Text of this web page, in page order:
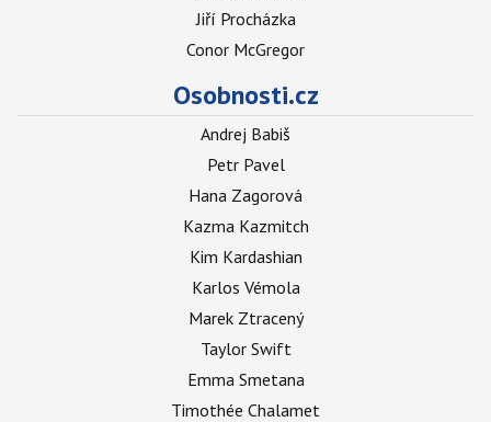
Jiří Procházka
Conor McGregor
Osobnosti.cz
Andrej Babiš
Petr Pavel
Hana Zagorová
Kazma Kazmitch
Kim Kardashian
Karlos Vémola
Marek Ztracený
Taylor Swift
Emma Smetana
Timothée Chalamet